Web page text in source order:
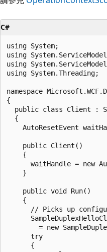
C#
using System;
using
using
using System.Threading;
namespace
{
public class Client :
  {
AutoResetEvent
    public Client()
    {
waitHandle = new
    }
    public void Run()
    {
// Picks up
= new
      try
      {